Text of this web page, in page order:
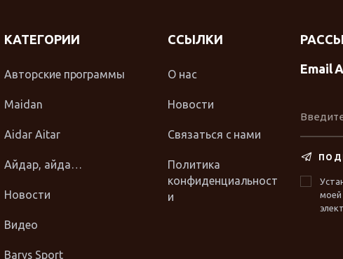
КАТЕГОРИИ
Авторские программы
Maidan
Aidar Aitar
Айдар, айда…
Новости
Видео
Barys Sport
ССЫЛКИ
О нас
Новости
Связаться с нами
Политика
конфиденциальност
и
Email
моей